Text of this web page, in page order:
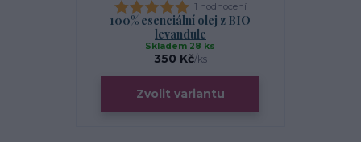
1 hodnocení
100% esenciální olej z BIO
levandule
350 Kč/ks
Skladem 28 ks
Zvolit variantu